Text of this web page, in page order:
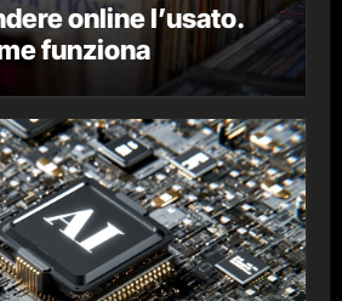
online l’usato.
funziona